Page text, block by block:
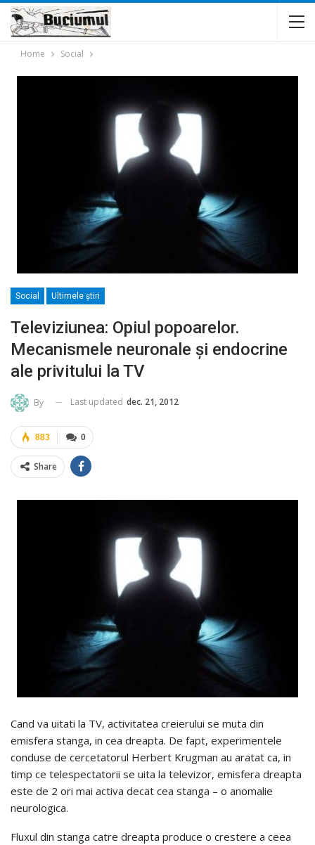
Home Social
Social Ultimele ştiri
Televiziunea: Opiul popoarelor.
Mecanismele neuronale şi endocrine
ale privitului la TV
By Last updated dec. 21, 2012
0
883
Share
Cand va uitati la TV, activitatea creierului se muta din
emisfera stanga, in cea dreapta. De fapt, experimentele
conduse de cercetatorul Herbert Krugman au aratat ca, in
timp ce telespectatorii se uita la televizor, emisfera dreapta
este de 2 ori mai activa decat cea stanga – o anomalie
neurologica.
Fluxul din stanga catre dreapta produce o crestere a ceea